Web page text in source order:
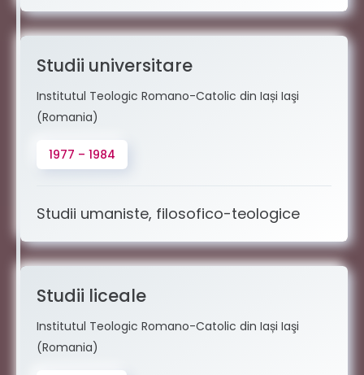
Studii universitare
Institutul Teologic Romano-Catolic din Iași Iaşi
(Romania)
1977 – 1984
Studii umaniste, filosofico-teologice
Studii liceale
Institutul Teologic Romano-Catolic din Iași Iaşi
(Romania)